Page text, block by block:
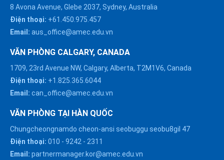
8 Avona Avenue, Glebe 2037, Sydney, Australia
Điện thoại: +61.450.975.457
Email: aus_office@amec.edu.vn
VĂN PHÒNG CALGARY, CANADA
1709, 23rd Avenue NW, Calgary, Alberta, T2M1V6, Canada
Điện thoại: +1.825.365.6044
Email: can_office@amec.edu.vn
VĂN PHÒNG TẠI HÀN QUỐC
Chungcheongnamdo cheon-ansi seobuggu seobu8gil 47
Điện thoại: 010 - 9242 - 2311
Email: partnermanager.kor@amec.edu.vn
HÀ NỘI :
0914863466